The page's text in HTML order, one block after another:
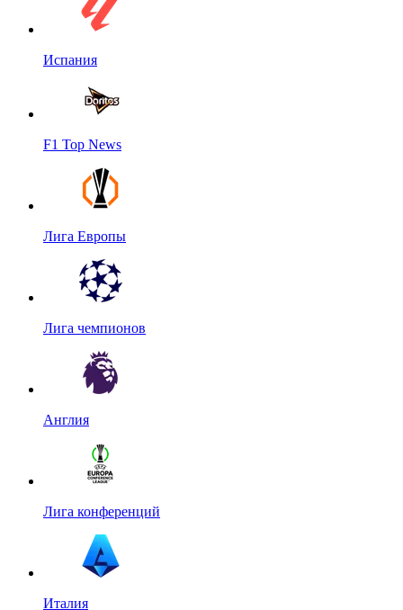
Испания
F1 Top News
Лига Европы
Лига чемпионов
Англия
Лига конференций
Италия